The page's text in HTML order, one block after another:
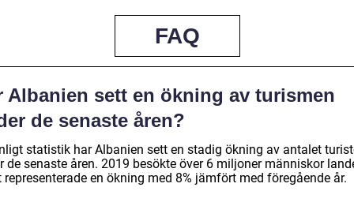
FAQ
Albanien sett en ökning av turismen
de senaste åren?
statistik har Albanien sett en stadig ökning av antalet
de senaste åren. 2019 besökte över 6 miljoner människor
representerade en ökning med 8% jämfört med föregående år.